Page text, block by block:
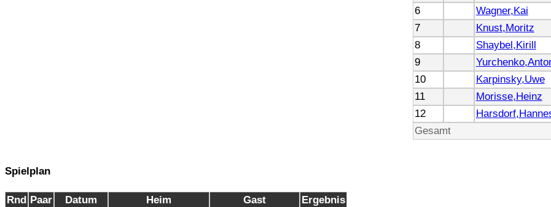
6
Wagner,Kai
7
Knust,Moritz
8
Shaybel,Kirill
9
10
Karpinsky,Uwe
11
Morisse,Heinz
12
Gesamt
Spielplan
Rnd Paar Datum Heim Gast
Ergebnis